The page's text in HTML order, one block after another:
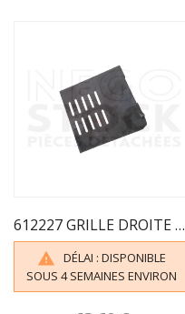
612227 GRILLE DROITE POELE KAZAN INVICTA

DÉLAI : DISPONIBLE
SOUS 4 SEMAINES ENVIRON